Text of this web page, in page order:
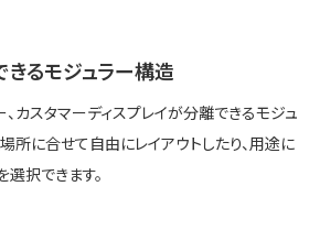
きるモジュラー構造
、カスタマーディスプレイが分離できるモジュ
所に合せて自由にレイアウトしたり、用途に
択できます。